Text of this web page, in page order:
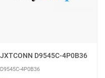
JXTCONN D9545C-4P0B36
D9545C-4P0B36